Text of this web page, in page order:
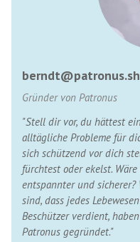
Gründer von Patronus
"Stell dir vor, du hättest
alltägliche Probleme für
sich schützend vor dich
fürchtest oder ekelst.
entspannter und
sind, dass jedes
Beschützer verdient,
Patronus gegründet."